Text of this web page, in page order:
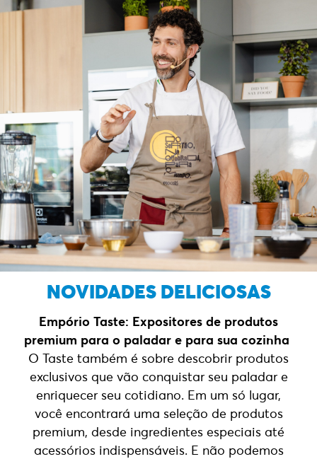
NOVIDADES DELICIOSAS
Empório Taste: Expositores de produtos
premium para o paladar e para sua cozinha
O Taste também é sobre descobrir produtos
exclusivos que vão conquistar seu paladar e
enriquecer seu cotidiano. Em um só lugar,
você encontrará uma seleção de produtos
premium, desde ingredientes especiais até
acessórios indispensáveis. E não podemos